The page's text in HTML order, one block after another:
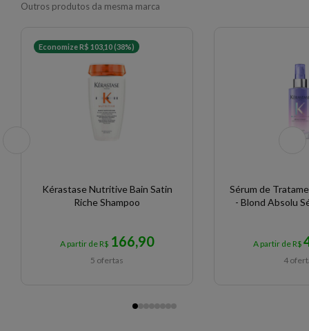
Outros produtos da mesma marca
Economize R$ 103,10 (38%)
Kérastase Nutritive Bain Satin
Riche Shampoo
A partir de R$ 166,90
5 ofertas
Sérum de
- Blond Absolu
A partir de R$
4